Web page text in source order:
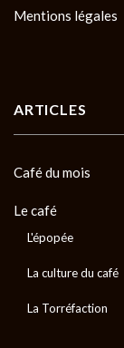
Mentions légales
ARTICLES
Café du mois
Le café
L'épopée
La culture du café
La Torréfaction